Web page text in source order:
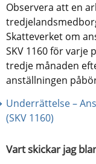
Observera att en
Skatteverket om
SKV 1160 för varje
tredje månaden
anställningen
Underrättelse –
(SKV 1160)
Vart skickar jag